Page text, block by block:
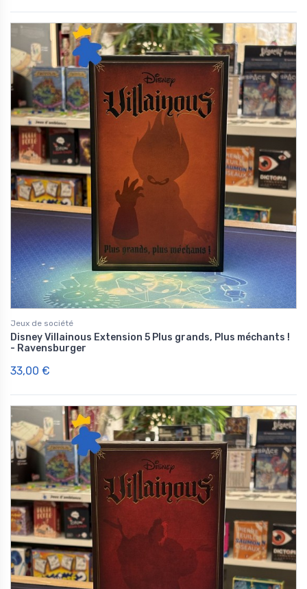
Jeux de société
Disney Villainous Extension 5 Plus grands, Plus méchants !
- Ravensburger
33,00 €